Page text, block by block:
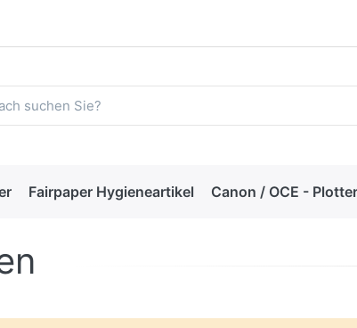
Fairpaper Hygieneartikel Canon / OCE -